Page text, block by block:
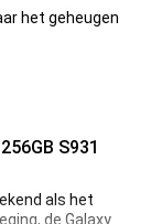
het geheugen
S931
als het
de Galaxy